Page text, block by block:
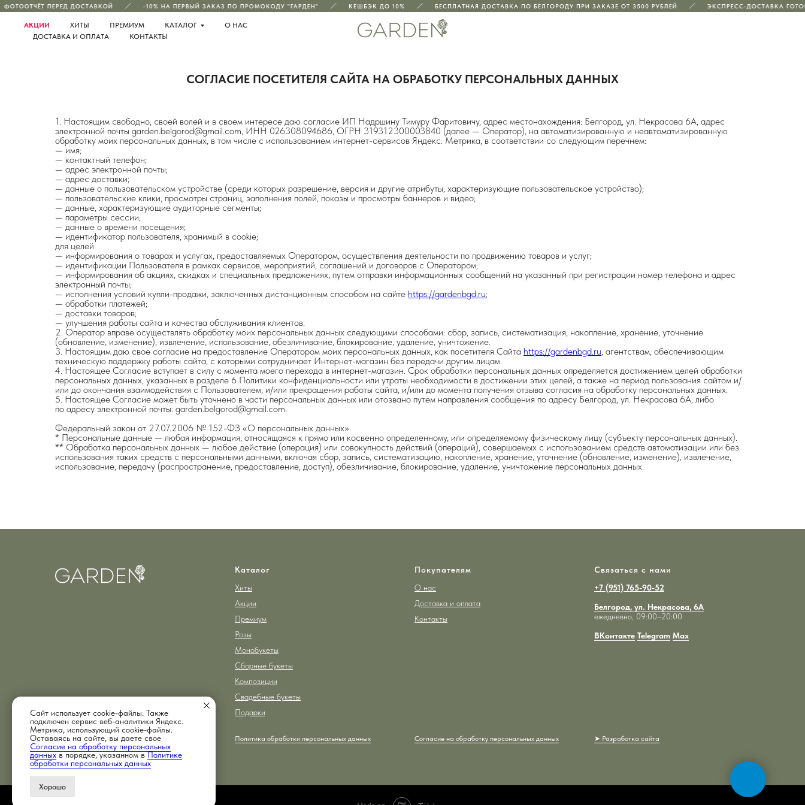
ФОТООТЧЁТ ПЕРЕД ДОСТАВКОЙ -10% НА ПЕРВЫЙ ЗАКАЗ ПО ПРОМОКОДУ "ГАРДЕН" КЕШБЭК ДО 10% БЕСПЛАТНАЯ ДОСТАВКА ПО БЕЛГОРОДУ ПРИ ЗАКАЗЕ ОТ 3500 РУБЛЕЙ ЭКСПРЕСС-ДОСТАВКА
АКЦИИ ХИТЫ ПРЕМИУМ КАТАЛОГ
О НАС
ДОСТАВКА И ОПЛАТА
КОНТАКТЫ
СОГЛАСИЕ ПОСЕТИТЕЛЯ САЙТА НА ОБРАБОТКУ ПЕРСОНАЛЬНЫХ ДАННЫХ
1. Настоящим свободно, своей волей и в своем интересе даю согласие ИП Надршину Тимуру Фаритовичу, адрес местонахождения: Белгород, ул. Некрасова 6А, адрес
электронной почты garden.belgorod@gmail.com, ИНН 026308094686, ОГРН 319312300003840 (далее — Оператор), на автоматизированную и неавтоматизированную
обработку моих персональных данных, в том числе с использованием интернет-сервисов Яндекс. Метрика, в соответствии со следующим перечнем:
— имя;
— контактный телефон;
— адрес электронной почты;
— адрес доставки;
— данные о пользовательском устройстве (среди которых разрешение, версия и другие атрибуты, характеризующие пользовательское устройство);
— пользовательские клики, просмотры страниц, заполнения полей, показы и просмотры баннеров и видео;
— данные, характеризующие аудиторные сегменты;
— параметры сессии;
— данные о времени посещения;
— идентификатор пользователя, хранимый в cookie;
для целей
— информирования о товарах и услугах, предоставляемых Оператором, осуществления деятельности по продвижению товаров и услуг;
— идентификации Пользователя в рамках сервисов, мероприятий, соглашений и договоров с Оператором;
— информирования об акциях, скидках и специальных предложениях, путем отправки информационных сообщений на указанный при регистрации номер телефона и адрес
электронный почты;
— исполнения условий купли-продажи, заключенных дистанционным способом на сайте https://gardenbgd.ru;
— обработки платежей;
— доставки товаров;
— улучшения работы сайта и качества обслуживания клиентов.
2. Оператор вправе осуществлять обработку моих персональных данных следующими способами: сбор, запись, систематизация, накопление, хранение, уточнение
(обновление, изменение), извлечение, использование, обезличивание, блокирование, удаление, уничтожение.
3. Настоящим даю свое согласие на предоставление Оператором моих персональных данных, как посетителя Сайта https://gardenbgd.ru, агентствам, обеспечивающим
техническую поддержку работы сайта, с которыми сотрудничает Интернет-магазин без передачи другим лицам.
4. Настоящее Согласие вступает в силу с момента моего перехода в интернет-магазин. Срок обработки персональных данных определяется достижением целей обработки
персональных данных, указанных в разделе 6 Политики конфиденциальности или утраты необходимости в достижении этих целей, а также на период пользования сайтом и/
или до окончания взаимодействия с Пользователем, и/или прекращения работы сайта, и/или до момента получения отзыва согласия на обработку персональных данных.
5. Настоящее Согласие может быть уточнено в части персональных данных или отозвано путем направления сообщения по адресу Белгород, ул. Некрасова 6А, либо
по адресу электронной почты: garden.belgorod@gmail.com.
Федеральный закон от 27.07.2006 № 152-ФЗ «О персональных данных».
* Персональные данные — любая информация, относящаяся к прямо или косвенно определенному, или определяемому физическому лицу (субъекту персональных данных).
** Обработка персональных данных — любое действие (операция) или совокупность действий (операций), совершаемых с использованием средств автоматизации или без
использования таких средств с персональными данными, включая сбор, запись, систематизацию, накопление, хранение, уточнение (обновление, изменение), извлечение,
использование, передачу (распространение, предоставление, доступ), обезличивание, блокирование, удаление, уничтожение персональных данных.
Сайт использует cookie-файлы. Также
подключен сервис веб-аналитики Яндекс.
Метрика, использующий cookie-файлы.
Оставаясь на сайте, вы даете свое
Согласие на обработку персональных
данныхв порядке, указанном вПолитике
обработки персональных данных
Хорошо
Каталог
Хиты
Акции
Премиум
Розы
Монобукеты
Сборные букеты
Композиции
Свадебные букеты
Подарки
Покупателям
О нас
Доставка и оплата
Контакты
Связаться с нами
+7 (951) 765-90-52
Белгород, ул. Некрасова, 6А
ежедневно, 09:00–20:00
ВКонтакте Telegram Max
ИП Надршин Тимур Фаритович
ИНН 026308094686
Политика обработки персональных данных Согласие на обработку персональных данных ➤ Разработка сайта